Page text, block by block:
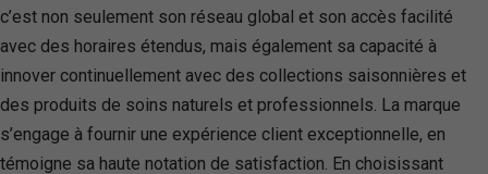
c’est non seulement son réseau global et son accès facilité
avec des horaires étendus, mais également sa capacité à
innover continuellement avec des collections saisonnières et
des produits de soins naturels et professionnels. La marque
s’engage à fournir une expérience client exceptionnelle, en
témoigne sa haute notation de satisfaction. En choisissant